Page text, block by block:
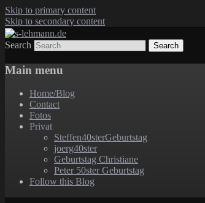
Skip to primary content
Skip to secondary content
s-lehmann.de
Search
Main menu
Home/Blog
Contact
Fotos
Privat
Steffen40sterGeburtstag
joerg40ster
Geburtstag Christiane
Peter 50ster Geburtstag
Follow this Blog